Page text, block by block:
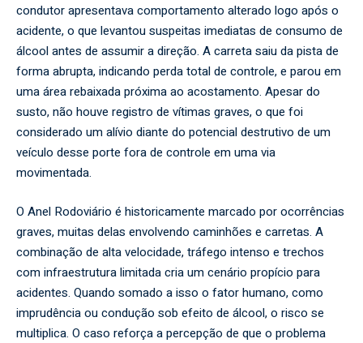
condutor apresentava comportamento alterado logo após o
acidente, o que levantou suspeitas imediatas de consumo de
álcool antes de assumir a direção. A carreta saiu da pista de
forma abrupta, indicando perda total de controle, e parou em
uma área rebaixada próxima ao acostamento. Apesar do
susto, não houve registro de vítimas graves, o que foi
considerado um alívio diante do potencial destrutivo de um
veículo desse porte fora de controle em uma via
movimentada.
O Anel Rodoviário é historicamente marcado por ocorrências
graves, muitas delas envolvendo caminhões e carretas. A
combinação de alta velocidade, tráfego intenso e trechos
com infraestrutura limitada cria um cenário propício para
acidentes. Quando somado a isso o fator humano, como
imprudência ou condução sob efeito de álcool, o risco se
multiplica. O caso reforça a percepção de que o problema